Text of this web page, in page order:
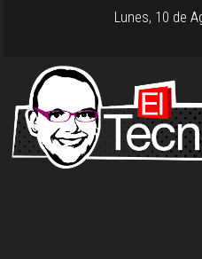
Lunes, 10 de